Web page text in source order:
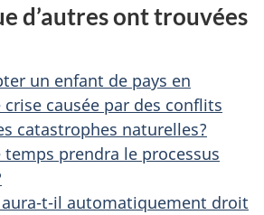
d’autres ont trouvées
un enfant de pays en
causée par des conflits
catastrophes naturelles?
temps prendra le processus
t-il automatiquement droit